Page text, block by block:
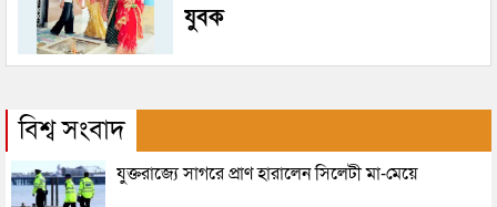
যুবক
বিশ্ব সংবাদ
যুক্তরাজ্যে সাগরে প্রাণ হারালেন সিলেটী মা-মেয়ে